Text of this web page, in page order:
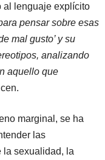
al lenguaje explícito
pensar sobre esas
mal gusto’ y su
analizando
aquello que
marginal, se ha
las
la sexualidad, la